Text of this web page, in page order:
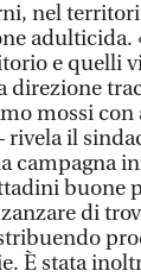
nel
adulticida.
e quelli
direzione
mossi
rivela il
campagna
buone
di
È stata